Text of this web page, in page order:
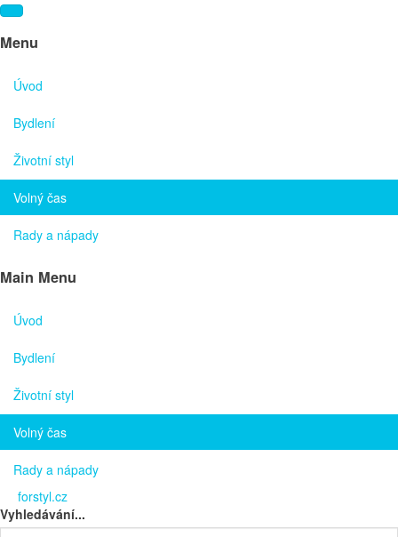
Menu
Úvod
Bydlení
Životní styl
Volný čas
Rady a nápady
Main Menu
Úvod
Bydlení
Životní styl
Volný čas
Rady a nápady
forstyl.cz
Vyhledávání...